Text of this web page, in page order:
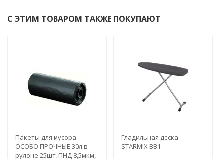
С ЭТИМ ТОВАРОМ ТАКЖЕ ПОКУПАЮТ
Пакеты для мусора
ОСОБО ПРОЧНЫЕ 30л в
рулоне 25шт, ПНД 8,5мкм,
Гладильная доска
STARMIX BB1